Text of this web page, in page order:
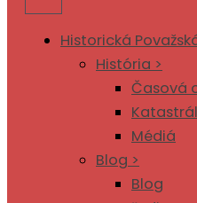
Historická
História >
Časová
Médiá
Blog >
Blog